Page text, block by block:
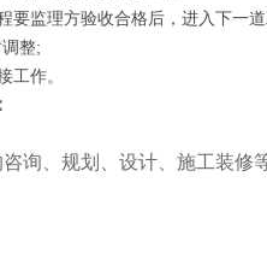
监理方验收合格后，进入下一道
整;
工作。
询、规划、设计、施工装修